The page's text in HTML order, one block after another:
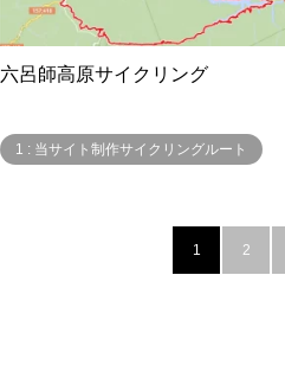
六呂師高原サイクリング
1 : 当サイト制作サイクリングルート
1 2